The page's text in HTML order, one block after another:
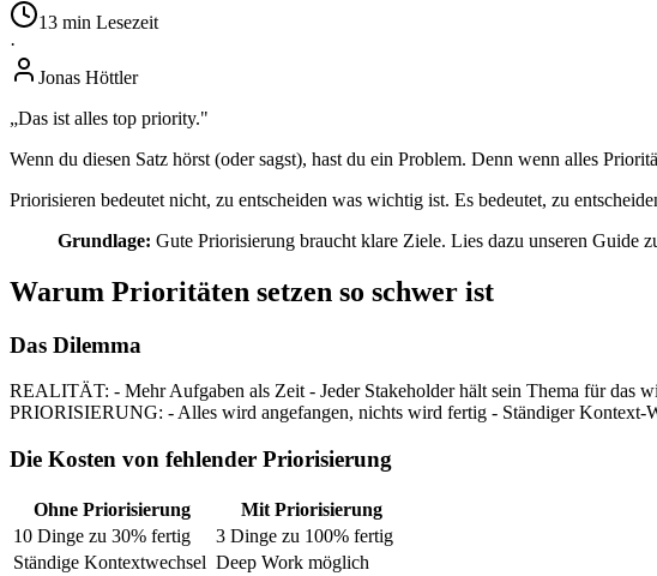
13 min Lesezeit
·
Jonas Höttler
„Das ist alles top priority."
Wenn du diesen Satz hörst (oder sagst), hast du ein Problem. Denn wenn alles
Priorisieren bedeutet nicht, zu entscheiden was wichtig ist. Es bedeutet, zu
Grundlage: Gute Priorisierung braucht klare Ziele. Lies dazu unseren Guide
Warum Prioritäten setzen so schwer ist
Das Dilemma
REALITÄT: - Mehr Aufgaben als Zeit - Jeder Stakeholder hält sein Thema für
PRIORISIERUNG: - Alles wird angefangen, nichts wird fertig - Ständiger Kontext-
Die Kosten von fehlender Priorisierung
Ohne Priorisierung
Mit Priorisierung
10 Dinge zu 30% fertig
3 Dinge zu 100% fertig
Ständige Kontextwechsel Deep Work möglich